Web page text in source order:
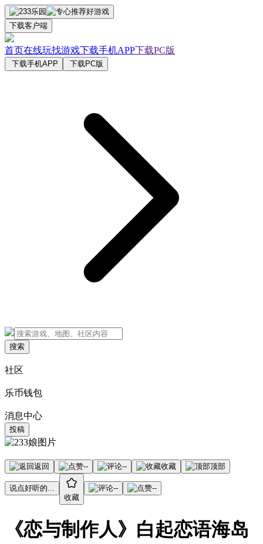
下载客户端
首页在线玩找游戏下载手机APP下载PC版
下载手机APP 下载PC版
搜索
社区
乐币钱包
消息中心
投稿
返回 -- -- 收藏 顶部
说点好听的...
收藏
-- --
《恋与制作人》白起恋语海岛